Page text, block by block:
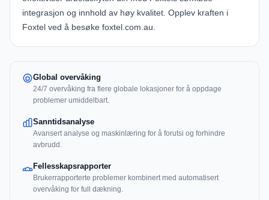
integrasjon og innhold av høy kvalitet. Opplev kraften i
Foxtel ved å besøke foxtel.com.au.
Global overvåking
24/7 overvåking fra flere globale lokasjoner for å oppdage
problemer umiddelbart.
Sanntidsanalyse
Avansert analyse og maskinlæring for å forutsi og forhindre
avbrudd.
Fellesskapsrapporter
Brukerrapporterte problemer kombinert med automatisert
overvåking for full dækning.